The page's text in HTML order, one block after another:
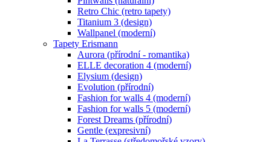
Retro Chic (retro tapety)
Titanium 3 (design)
Wallpanel (moderní)
Tapety Erismann
Aurora (přírodní - romantika)
ELLE decoration 4 (moderní)
Elysium (design)
Evolution (přírodní)
Fashion for walls 4 (moderní)
Fashion for walls 5 (moderní)
Forest Dreams (přírodní)
Gentle (expresivní)